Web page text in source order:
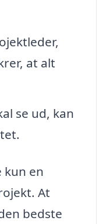
at alt
se ud, kan
kun en
At
bedste